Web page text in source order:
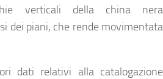
verticali della china nera
dei piani, che rende movimentata
dati relativi alla catalogazione